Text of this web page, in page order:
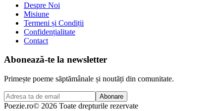
Despre Noi
Misiune
Termeni și Condiții
Confidențialitate
Contact
Abonează-te la newsletter
Primește poeme săptămânale și noutăți din comunitate.
Abonare
Poezie.ro© 2026 Toate drepturile rezervate